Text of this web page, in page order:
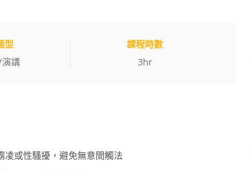
型
演講
課程時數
3hr
或性騷擾，避免無意間觸法